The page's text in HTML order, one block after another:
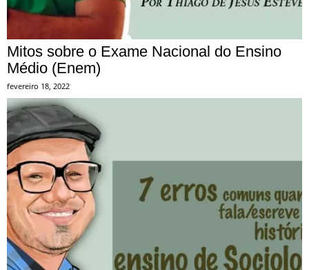
Mitos sobre o Exame Nacional do Ensino
Médio (Enem)
fevereiro 18, 2022